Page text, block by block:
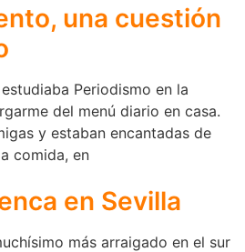
una cuestión
Periodismo en la
del menú diario en casa.
y estaban encantadas de
comida, en
en Sevilla
más arraigado en el sur